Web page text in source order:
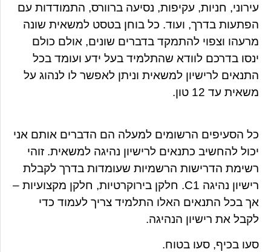
עירוני, חניות, עקיפות, נסיעה ברוורס, התמודדות עם
הפתעות בדרך, ועוד. כל בוחן בטסט למשאית שונה
מרעהו וצפוי להתמקד בדברים שונים, אולם כולם
ינסו בדרכם לוודא שהתלמיד בעל ידע ועומד בכל
התנאים לרישיון למשאית וניתן לאפשר לו לנהוג על
משאית עד 12 טון.
כל הסעיפים הרשומים למעלה הם הדברים אותם אני
יכול להחשיב כתנאים לרישיון נהיגה למשאית. זוהי
רשימת הדרישות הרשמיות שעומדות בדרך לקבלת
רישיון נהיגה C1. חלקן בירוקרטיות, חלקן מקצועיות –
אך בכל התנאים האלו התלמיד צריך לעמוד כדי
לקבל את רישיון הנהיגה.
סעו בכיף, סעו בטוח.